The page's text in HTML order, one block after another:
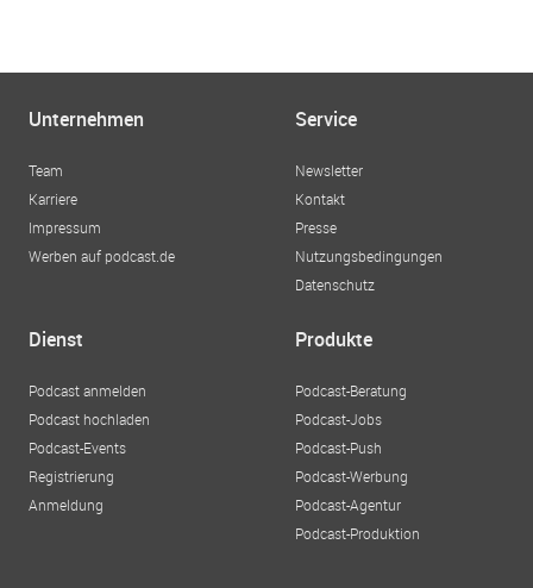
Unternehmen
Team
Karriere
Impressum
Werben auf podcast.de
Service
Newsletter
Kontakt
Presse
Nutzungsbedingungen
Datenschutz
Dienst
Podcast anmelden
Podcast hochladen
Podcast-Events
Registrierung
Anmeldung
Produkte
Podcast-Beratung
Podcast-Jobs
Podcast-Push
Podcast-Werbung
Podcast-Agentur
Podcast-Produktion